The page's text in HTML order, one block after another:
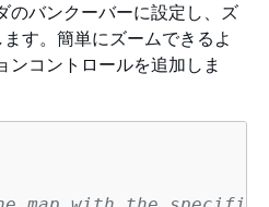
のバンクーバーに設定し、ズ
す。簡単にズームできるよ
ンコントロールを追加しま